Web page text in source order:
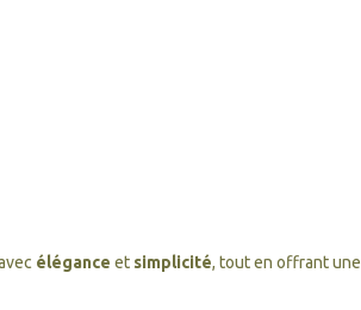
élégance et simplicité, tout en offrant une